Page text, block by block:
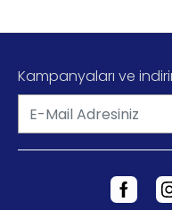
Kampanyaları ve